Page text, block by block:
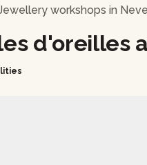
workshops in
d'oreilles